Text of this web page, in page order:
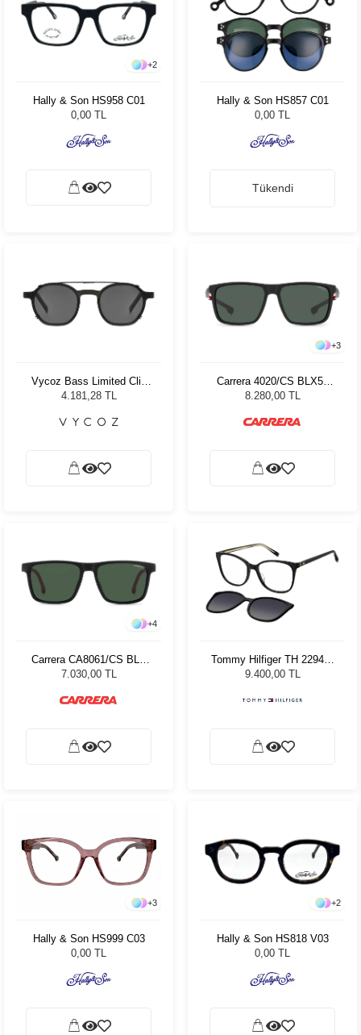
+2
Hally & Son HS958 C01
0,00 TL
Hally & Son HS857 C01
0,00 TL
Tükendi
Vycoz Bass Limited Clip
On Unisex Güneş Gözlüğü
4.181,28 TL
+3
Carrera 4020/CS BLX56
Unisex Güneş Gözlüğü
8.280,00 TL
+4
Carrera CA8061/CS BLX
Unisex Güneş Gözlüğü
7.030,00 TL
Tommy Hilfiger TH 2294/C
80752 Kadın Güneş
9.400,00 TL
+3
Hally & Son HS999 C03
0,00 TL
+2
Hally & Son HS818 V03
0,00 TL